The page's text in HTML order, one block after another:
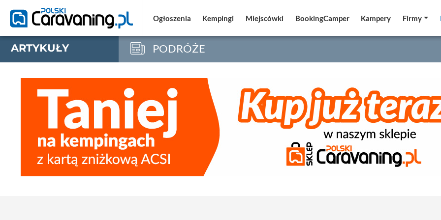
Ogłoszenia Kempingi Miejscówki BookingCamper Kampery Firmy
ARTYKUŁY PODRÓŻE
Ogłoszenia Kempingi Miejscówki BookingCamper Kampery Firmy